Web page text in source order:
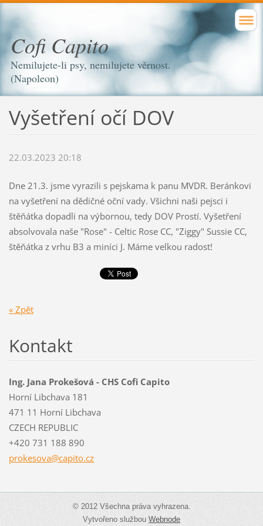
Cofi Capito
Nemilujete-li psy, nemilujete věrnost.
(Napoleon)
Vyšetření očí DOV
22.03.2023 20:18
Dne 21.3. jsme vyrazili s pejskama k panu MVDR. Beránkovi
na vyšetření na dědičné oční vady. Všichni naši pejsci i
štěňátka dopadli na výbornou, tedy DOV Prostí. Vyšetření
absolvovala naše "Rose" - Celtic Rose CC, "Ziggy" Sussie CC,
štěňátka z vrhu B3 a miníci J. Máme velkou radost!
« Zpět
Kontakt
Ing. Jana Prokešová - CHS Cofi Capito
Horní Libchava 181
471 11 Horní Libchava
CZECH REPUBLIC
+420 731 188 890
prokesova@capito.cz
© 2012 Všechna práva vyhrazena.
Vytvořeno službouWebnode